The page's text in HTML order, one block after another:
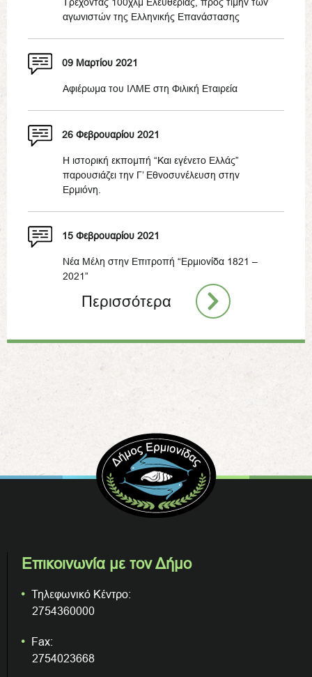
αγωνιστών της Ελληνικής Επανάστασης
09 Μαρτίου 2021
Αφιέρωμα του ΙΛΜΕ στη Φιλική Εταιρεία
26 Φεβρουαρίου 2021
Η ιστορική εκπομπή “Και εγένετο Ελλάς”
παρουσιάζει την Γ’ Εθνοσυνέλευση στην
Ερμιόνη.
15 Φεβρουαρίου 2021
Νέα Μέλη στην Επιτροπή “Ερμιονίδα 1821 –
2021”
Περισσότερα
Επικοινωνία με τον Δήμο
Τηλεφωνικό Κέντρο:
2754360000
Fax:
2754023668